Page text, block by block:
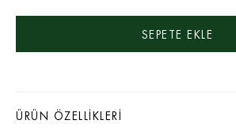
ÜRÜN ÖZELLIKLERI